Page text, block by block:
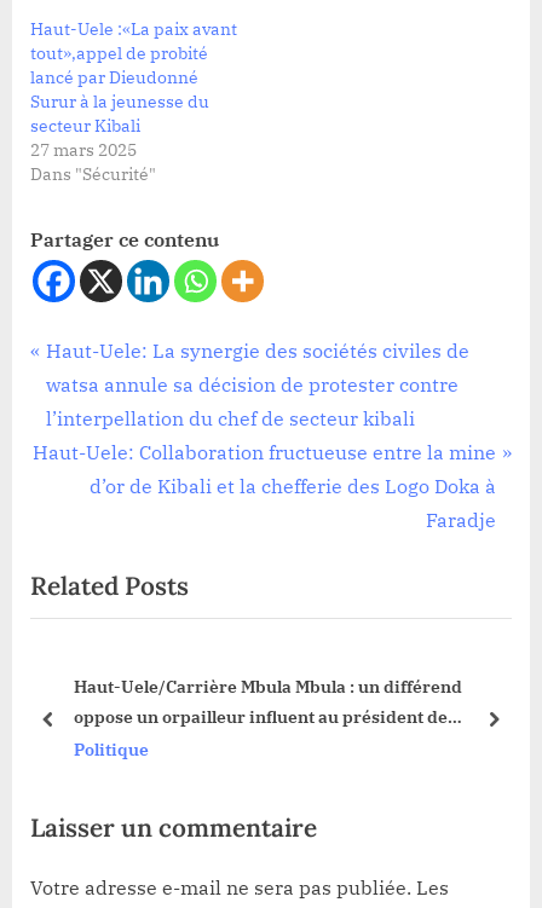
Haut-Uele :«La paix avant
tout»,appel de probité
lancé par Dieudonné
Surur à la jeunesse du
secteur Kibali
27 mars 2025
Dans "Sécurité"
Partager ce contenu
Société
Navigation
de
l’article
P
r
e
v
s
P
t
Haut-Uele: La synergie des sociétés civiles de
watsa annule sa décision de protester contre
l’interpellation du chef de secteur kibali
N
P
o
Haut-Uele: Collaboration fructueuse entre la mine
d’or de Kibali et la chefferie des Logo Doka à
Faradje
Related Posts
Haut-Uele/Carrière Mbula Mbula : un différend
oppose un orpailleur influent au président de
l’Assemblée provinciale
Politique
prev next
Laisser un commentaire
Votre adresse e-mail ne sera pas publiée. Les